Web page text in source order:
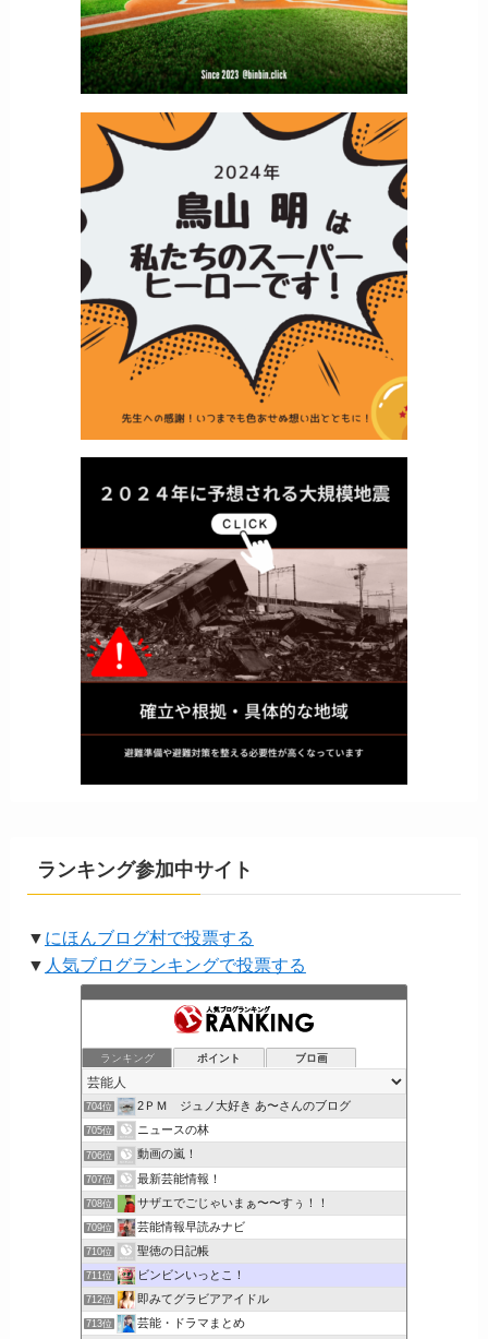
ランキング参加中サイト
▼ にほんブログ村で投票する
▼ 人気ブログランキングで投票する
ランキング ポイント ブロ画
704位 2ＰＭ ジュノ大好き あ〜さんのブログ
705位 ニュースの林
706位 動画の嵐！
707位 最新芸能情報！
708位 サザエでごじゃいまぁ〜〜すぅ！！
709位 芸能情報早読みナビ
710位 聖徳の日記帳
711位 ビンビンいっとこ！
712位 即みてグラビアアイドル
713位 芸能・ドラマまとめ